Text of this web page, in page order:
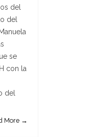
del
del
se
con la
del
More →